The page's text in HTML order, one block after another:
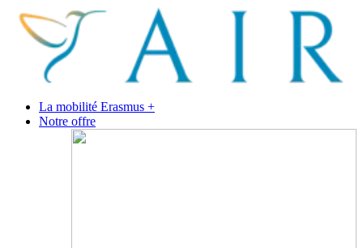
La mobilité Erasmus +
Notre offre